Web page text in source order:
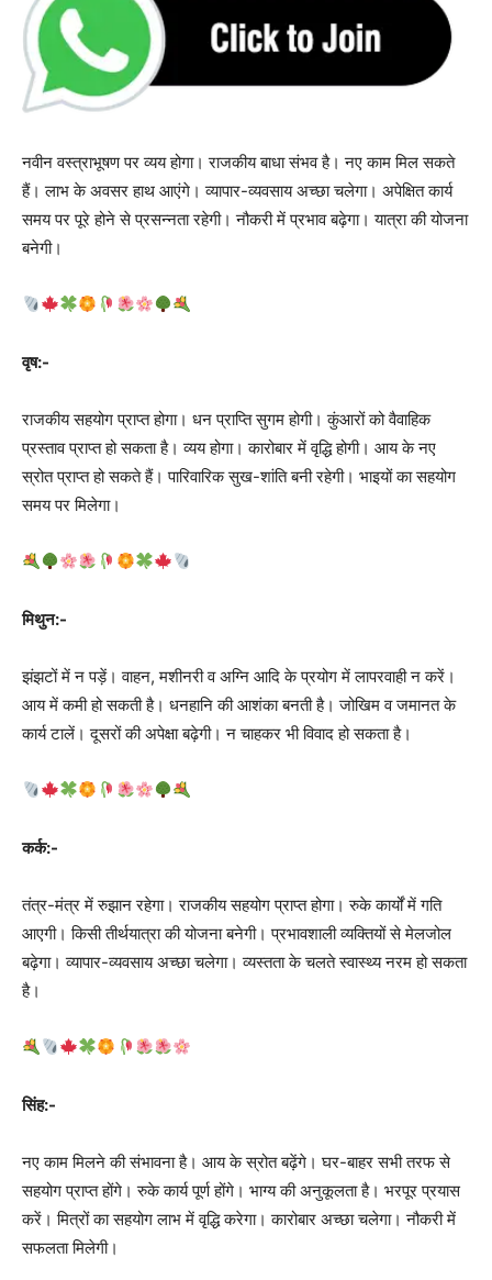
नवीन वस्त्राभूषण पर व्यय होगा। राजकीय बाधा संभव है। नए काम मिल सकते
हैं। लाभ के अवसर हाथ आएंगे। व्यापार-व्यवसाय अच्‍छा चलेगा। अपेक्षित कार्य
समय पर पूरे होने से प्रसन्नता रहेगी। नौकरी में प्रभाव बढ़ेगा। यात्रा की योजना
बनेगी।
वृष:-
राजकीय सहयोग प्राप्त होगा। धन प्राप्ति सुगम होगी। कुंआरों को वैवाहिक
प्रस्ताव प्राप्त हो सकता है। व्यय होगा। कारोबार में वृद्धि होगी। आय के नए
स्रोत प्राप्त हो सकते हैं। पारिवारिक सुख-शांति बनी रहेगी। भाइयों का सहयोग
समय पर मिलेगा।
मिथुन:-
झंझटों में न पड़ें। वाहन, मशीनरी व अग्नि आदि के प्रयोग में लापरवाही न करें।
आय में कमी हो सकती है। धनहानि की आशंका बनती है। जोखिम व जमानत के
कार्य टालें। दूसरों की अपेक्षा बढ़ेगी। न चाहकर भी विवाद हो सकता है।
कर्क:-
तंत्र-मंत्र में रुझान रहेगा। राजकीय सहयोग प्राप्त होगा। रुके कार्यों में गति
आएगी। किसी तीर्थयात्रा की योजना बनेगी। प्रभावशाली व्यक्तियों से मेलजोल
बढ़ेगा। व्यापार-व्यवसाय अच्‍छा चलेगा। व्यस्तता के चलते स्वास्थ्य नरम हो सकता
है।
सिंह:-
नए काम मिलने की संभावना है। आय के स्रोत बढ़ेंगे। घर-बाहर सभी तरफ से
सहयोग प्राप्त होंगे। रुके कार्य पूर्ण होंगे। भाग्य की अनुकूलता है। भरपूर प्रयास
करें। मित्रों का सहयोग लाभ में वृद्धि करेगा। कारोबार अच्‍छा चलेगा। नौकरी में
सफलता मिलेगी।